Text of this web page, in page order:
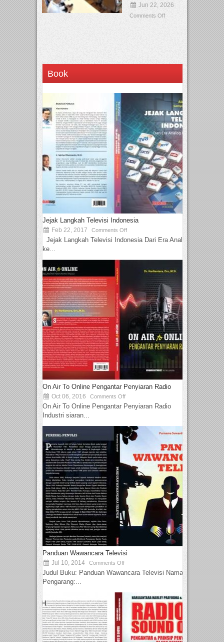
Jun 22, 2026
Comments Off
Book
Jejak Langkah Televisi Indonesia
Feb 22, 2017 Comments Off
Jejak Langkah Televisi Indonesia Dari Era Analog
ke...
On Air To Online Pengantar Penyiaran Radio
Oct 06, 2016 Comments Off
On Air To Online Pengantar Penyiaran Radio
Industri siaran...
Panduan Wawancara Televisi
Jul 10, 2014 Comments Off
Judul Buku: Panduan Wawancara Televisi Nama
Pengarang:...